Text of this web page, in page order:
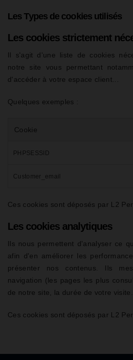
Les Types de cookies utilisés
Les cookies strictement
Il s'agit d'une liste de cookies
notre site vous permettant
d'accéder à votre espace client...
Quelques exemples :
Cookie
PHPSESSID
Customer_email
Ces cookies sont déposés par L2
Les cookies analytiques
Ils nous permettent d'analyser ce
afin d'en améliorer les
présenter nos contenus. Ils
navigation (les pages les plus
de notre site, la durée de votre
Ces cookies sont déposés par L2